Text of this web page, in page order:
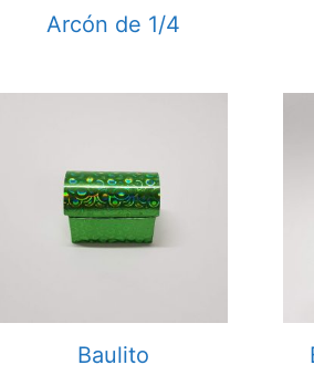
Arcón de 1/4
Baulito